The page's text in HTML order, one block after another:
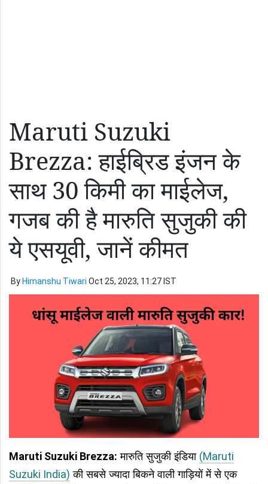
Maruti Suzuki
Brezza: हाईब्रिड इंजन के
साथ 30 किमी का माईलेज,
गजब की है मारुति सुजुकी की
ये एसयूवी, जानें कीमत
By Himanshu Tiwari Oct 25, 2023, 11:27 IST
Maruti Suzuki Brezza: मारुति सुजुकी इंडिया (Maruti
Suzuki India) की सबसे ज्यादा बिकने वाली गाड़ियों में से एक